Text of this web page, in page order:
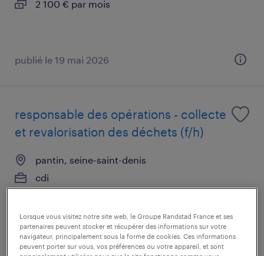
2 100 € par mois
publié le 19 mai 2026
responsable des opérations - collecte
et revalorisation des déchets (f/h)
pantin, seine-saint-denis
cdi
publié le 8 janvier 2026
Lorsque vous visitez notre site web, le Groupe Randstad France et ses
partenaires peuvent stocker et récupérer des informations sur votre
navigateur, principalement sous la forme de cookies. Ces informations
peuvent porter sur vous, vos préférences ou votre appareil, et sont